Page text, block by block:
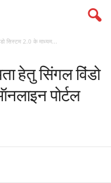
सिस्टम 2.0 के माध्यम...
हेतु सिंगल विंडो
पोर्टल